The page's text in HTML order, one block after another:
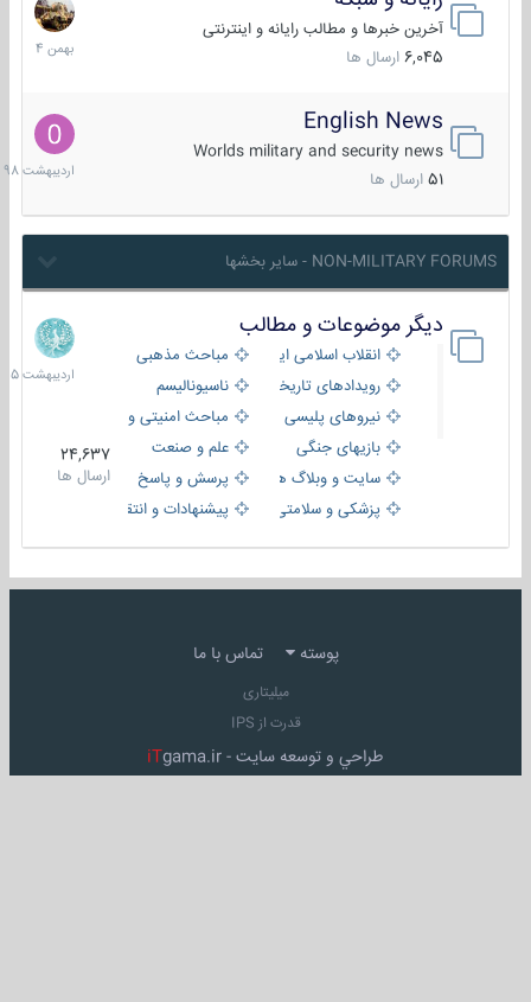
آخرین خبرها و مطالب رایانه و اینترنتی
6,045 ارسال ها
بهمن
1404
English News
Worlds military and security news
51 ارسال ها
10
1398
NON-MILITARY FORUMS - سایر بخشها
دیگر موضوعات و مطالب
انقلاب اسلامی ایران
مباحث مذهبی
رویدادهای تاریخی و مذهبیناسیونالیسم
نیروهای پلیسی
مباحث امنیتی و اطلاعاتی
بازیهای جنگی
علم و صنعت
سایت و وبلاگ ها
پرسش و پاسخ
پزشکی و سلامتی
پیشنهادات و انتقادات
24,637
ارسال ها
8
1405
پوسته تماس با ما
میلیتاری
قدرت از IPS
طراحي و توسعه سايت - iTgama.ir